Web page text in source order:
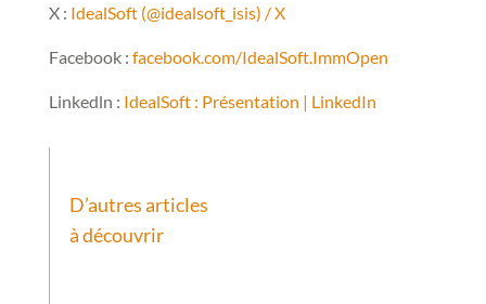
X : IdealSoft (@idealsoft_isis) / X
Facebook : facebook.com/IdealSoft.ImmOpen
Linkedln : IdealSoft : Présentation | LinkedIn
D’autres articles
à découvrir